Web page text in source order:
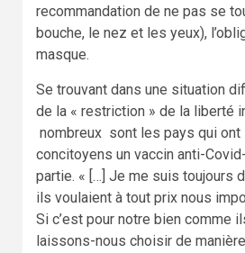
recommandation de ne pas se
bouche, le nez et les yeux),
masque.
Se trouvant dans une situation
de la « restriction » de la liberté
nombreux sont les pays qui ont
concitoyens un vaccin anti-
partie. « […] Je me suis toujours
ils voulaient à tout prix nous
Si c’est pour notre bien comme
laissons-nous choisir de